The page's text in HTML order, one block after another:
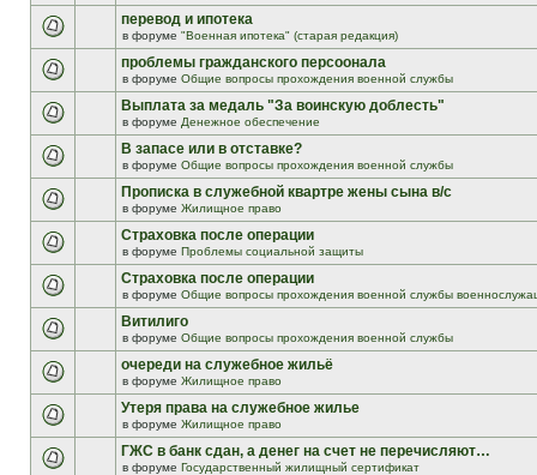
перевод и ипотека
в форуме "Военная ипотека" (старая редакция)
проблемы гражданского персоонала
в форуме Общие вопросы прохождения военной службы
Выплата за медаль "За воинскую доблесть"
в форуме Денежное обеспечение
В запасе или в отставке?
в форуме Общие вопросы прохождения военной службы
Прописка в служебной квартре жены сына в/с
в форуме Жилищное право
Страховка после операции
в форуме Проблемы социальной защиты
Страховка после операции
в форуме Общие вопросы прохождения военной службы
Витилиго
в форуме Общие вопросы прохождения военной службы
очереди на служебное жильё
в форуме Жилищное право
Утеря права на служебное жилье
в форуме Жилищное право
ГЖС в банк сдан, а денег на счет не перечисляют…
в форуме Государственный жилищный сертификат